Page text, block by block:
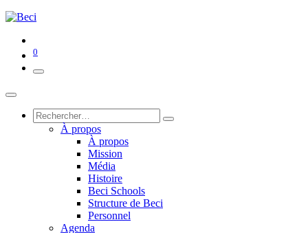
0
À propos
À propos
Mission
Média
Histoire
Beci Schools
Structure de Beci
Personnel
Agenda